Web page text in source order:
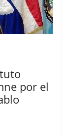
por el